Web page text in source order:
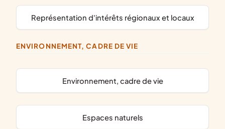
représentation d'intérêts régionaux et locaux
ENVIRONNEMENT, CADRE DE VIE
Environnement, cadre de vie
espaces naturels